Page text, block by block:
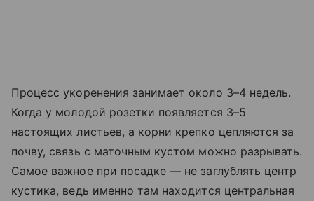
Процесс укоренения занимает около 3–4 недель.
Когда у молодой розетки появляется 3–5
настоящих листьев, а корни крепко цепляются за
почву, связь с маточным кустом можно разрывать.
Самое важное при посадке — не заглублять центр
кустика, ведь именно там находится центральная